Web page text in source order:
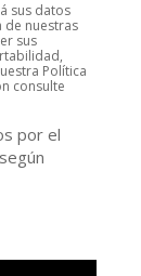
sus datos
de nuestras
sus
Política
consulte
por el